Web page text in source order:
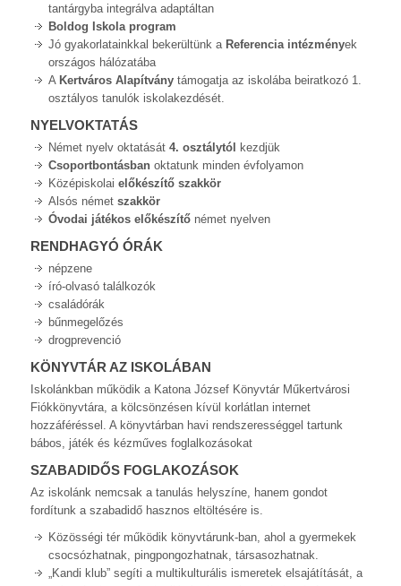
tantárgyba integrálva adaptáltan
Boldog Iskola program
Jó gyakorlatainkkal bekerültünk a Referencia intézmények
országos hálózatába
A Kertváros Alapítvány támogatja az iskolába beiratkozó 1.
osztályos tanulók iskolakezdését.
NYELVOKTATÁS
Német nyelv oktatását 4. osztálytól kezdjük
Csoportbontásban oktatunk minden évfolyamon
Középiskolai előkészítő szakkör
Alsós német szakkör
Óvodai játékos előkészítő német nyelven
RENDHAGYÓ ÓRÁK
népzene
író-olvasó találkozók
családórák
bűnmegelőzés
drogprevenció
KÖNYVTÁR AZ ISKOLÁBAN
Iskolánkban működik a Katona József Könyvtár Műkertvárosi
Fiókkönyvtára, a kölcsönzésen kívül korlátlan internet
hozzáféréssel. A könyvtárban havi rendszerességgel tartunk
bábos, játék és kézműves foglalkozásokat
SZABADIDŐS FOGLAKOZÁSOK
Az iskolánk nemcsak a tanulás helyszíne, hanem gondot
fordítunk a szabadidő hasznos eltöltésére is.
Közösségi tér működik könyvtárunk-ban, ahol a gyermekek
csocsózhatnak, pingpongozhatnak, társasozhatnak.
„Kandi klub” segíti a multikulturális ismeretek elsajátítását, a